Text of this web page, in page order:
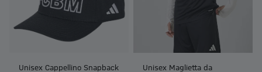
Unisex Cappellino Snapback
Unisex Maglietta da